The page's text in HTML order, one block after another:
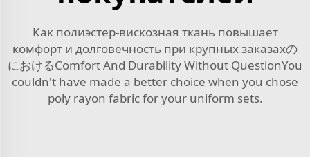
Как полиэстер-вискозная ткань повышает
комфорт и долговечность при крупных заказахの
におけるComfort And Durability Without QuestionYou
couldn't have made a better choice when you chose
poly rayon fabric for your uniform sets.